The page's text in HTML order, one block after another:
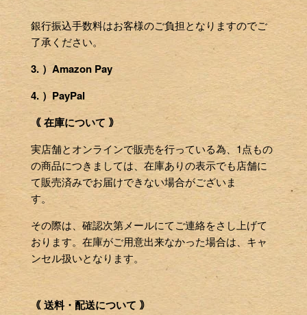
銀行振込手数料はお客様のご負担となりますのでご
了承ください。
3. ）Amazon Pay
4. ）PayPal
｟ 在庫について ｠
実店舗とオンラインで販売を行っている為、1点もの
の商品につきましては、在庫ありの表示でも店舗に
て販売済みでお届けできない場合がございま
す。
その際は、確認次第メールにてご連絡をさし上げて
おります。在庫がご用意出来なかった場合は、キャ
ンセル扱いとなります。
｟ 送料・配送について ｠